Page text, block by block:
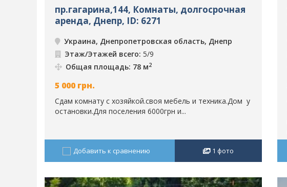
пр.гагарина,144, Комнаты, долгосрочная
аренда, Днепр, ID: 6271
Украина, Днепропетровская область, Днепр
Этаж/Этажей всего: 5/9
Общая площадь: 78 м2
5 000 грн.
Сдам комнату с хозяйкой.своя мебель и техника.Дом у
остановки.Для поселения 6000грн и...
Добавить к сравнению 1 фото